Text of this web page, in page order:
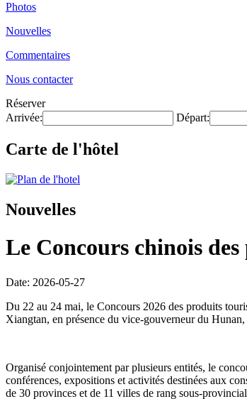
Photos
Nouvelles
Commentaires
Nous contacter
Réserver
Arrivée:
Départ:
Carte de l'hôtel
Nouvelles
Le Concours chinois
Date: 2026-05-27
Du 22 au 24 mai, le Concours 2026 des produits
Xiangtan, en présence du vice-gouverneur du
Organisé conjointement par plusieurs entités, le
conférences, expositions et activités destinées aux
de 30 provinces et de 11 villes de rang sous-